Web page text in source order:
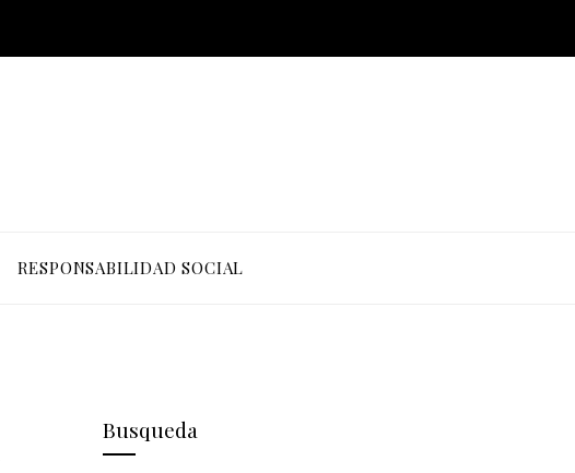
RESPONSABILIDAD SOCIAL
Busqueda